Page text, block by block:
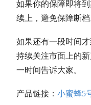
如果你的保障即将
续上，避免保障断档
如果还有一段时间
持续关注市面上的
一时间告诉大家。
产品链接： 小蜜蜂5